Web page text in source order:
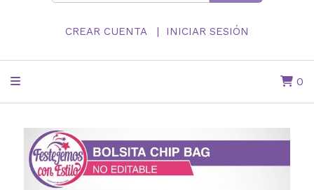
CREAR CUENTA INICIAR SESIÓN
0